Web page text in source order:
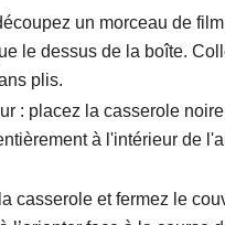
un morceau de
le dessus de la boîte.
plis.
: placez la casserole
à l'intérieur de
casserole et fermez le